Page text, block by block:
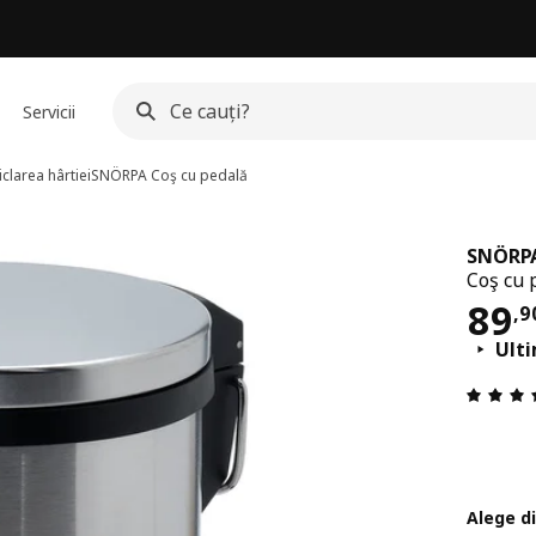
Servicii
hârtieiSNÖRPA Coş cu pedală
Coş cu
89,
Alege